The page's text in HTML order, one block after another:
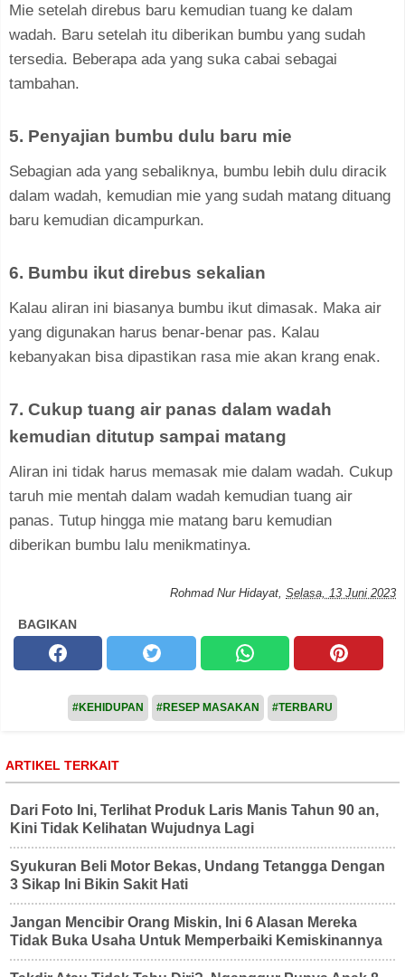
Mie setelah direbus baru kemudian tuang ke dalam
wadah. Baru setelah itu diberikan bumbu yang sudah
tersedia. Beberapa ada yang suka cabai sebagai
tambahan.
5. Penyajian bumbu dulu baru mie
Sebagian ada yang sebaliknya, bumbu lebih dulu diracik
dalam wadah, kemudian mie yang sudah matang dituang
baru kemudian dicampurkan.
6. Bumbu ikut direbus sekalian
Kalau aliran ini biasanya bumbu ikut dimasak. Maka air
yang digunakan harus benar-benar pas. Kalau
kebanyakan bisa dipastikan rasa mie akan krang enak.
7. Cukup tuang air panas dalam wadah
kemudian ditutup sampai matang
Aliran ini tidak harus memasak mie dalam wadah. Cukup
taruh mie mentah dalam wadah kemudian tuang air
panas. Tutup hingga mie matang baru kemudian
diberikan bumbu lalu menikmatinya.
Rohmad Nur Hidayat Selasa, 13 Juni 2023
BAGIKAN
#KEHIDUPAN #RESEP MASAKAN #TERBARU
ARTIKEL TERKAIT
Dari Foto Ini, Terlihat Produk Laris Manis Tahun 90 an,
Kini Tidak Kelihatan Wujudnya Lagi
Syukuran Beli Motor Bekas, Undang Tetangga Dengan
3 Sikap Ini Bikin Sakit Hati
Jangan Mencibir Orang Miskin, Ini 6 Alasan Mereka
Tidak Buka Usaha Untuk Memperbaiki Kemiskinannya